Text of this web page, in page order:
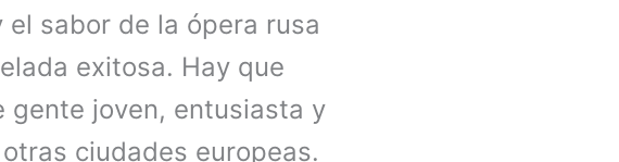
sabor de la ópera rusa
exitosa. Hay que
gente joven, entusiasta y
ciudades europeas.